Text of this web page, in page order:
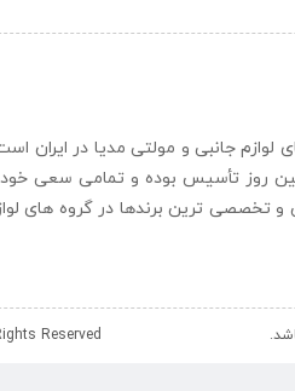
لوازم جانبی و مولتی مدیا در ایران
روز تأسیس بوده و تمامی سعی خود
و تخصصی ترین برندها در گروه های
Reserved